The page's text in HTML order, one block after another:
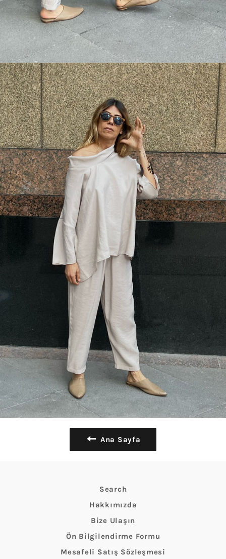
Ana Sayfa
Search
Hakkımızda
Bize Ulaşın
Ön Bilgilendirme Formu
Mesafeli Satış Sözleşmesi